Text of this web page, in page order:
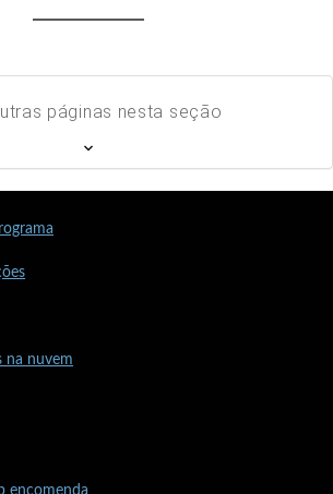
páginas nesta seção
na nuvem